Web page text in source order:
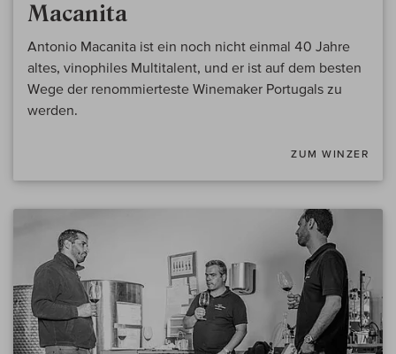
Macanita
Antonio Macanita ist ein noch nicht einmal 40 Jahre
altes, vinophiles Multitalent, und er ist auf dem besten
Wege der renommierteste Winemaker Portugals zu
werden.
ZUM WINZER